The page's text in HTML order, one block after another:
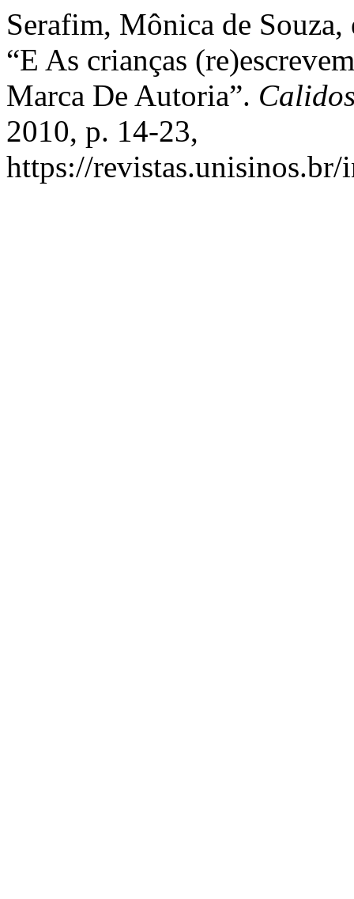
Serafim, Mônica de
“E As crianças
Marca De Autoria”.
2010, p. 14-23,
https://